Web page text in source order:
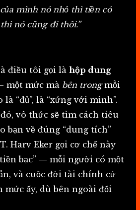
mình nó nhỏ thì tiền có
nó cũng đi thôi.”
điều tôi gọi là hộp dung
một mức mà bên trongmỗi
“đủ”, là “xứng với mình”.
vô thức sẽ tìm cách tiêu
bạn về đúng “dung tích”
Harv Eker gọi cơ chế này
bạc” — mỗi người có một
và cuộc đời tài chính cứ
mức ấy, dù bên ngoài đổi